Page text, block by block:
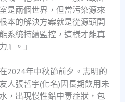
是兩個世界，但當污染源來
本的解決方案就是從源頭開
系統持續監控，這樣才能真
』。」
2024年中秋節前夕。志明的
人張哲宇(化名)因長期飲用未
，出現慢性鉛中毒症狀，包